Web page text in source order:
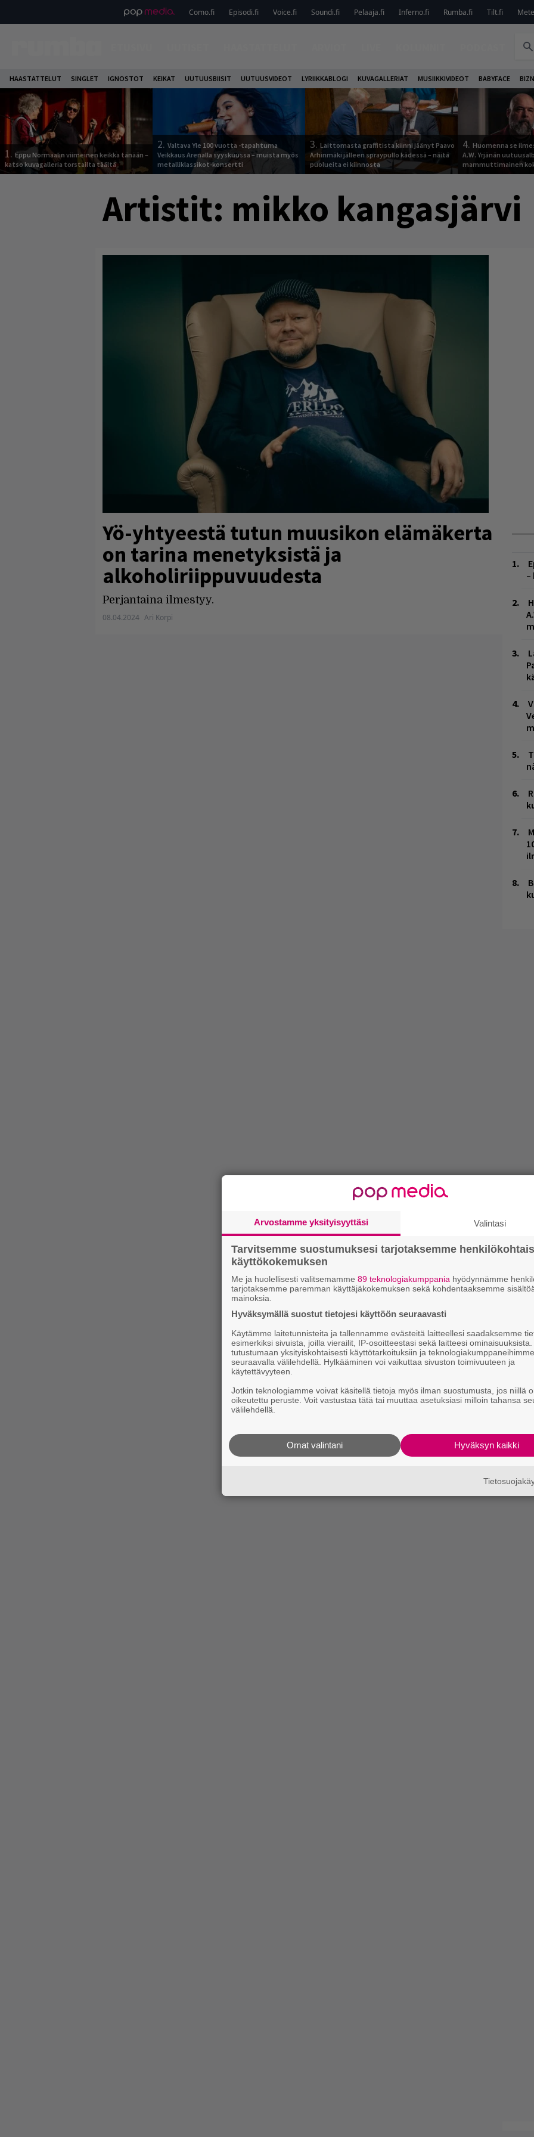
Como.fi Episodi.fi Voice.fi Soundi.fi Pelaaja.fi Inferno.fi Rumba.fi Tilt.fi
HAASTATTELUT SINGLET IGNOSTOT KEIKAT UUTUUSBIISIT UUTUUSVIDEOT LYRIIKKABLOGI KUVAGALLERIAT MUSIIKKIVIDEOT BABYFACE
1. Eppu Normaalin viimeinen keikka tänään –
katso kuvagalleria torstailta täältä
2. Valtava Yle 100 vuotta -tapahtuma
Veikkaus Arenalla syyskuussa – muista myös
metalliklassikot-konsertti
3. Laittomasta graffitista kiinni jäänyt Paavo
Arhinmäki jälleen spraypullo kädessä – näitä
puolueita ei kiinnosta
4. Huomenna se
A.W. Yrjänän
mammuttimainen
Artistit: mikko kangasjärvi
Yö-yhtyeestä tutun muusikon elämäkerta
on tarina menetyksistä ja
alkoholiriippuvuudesta
Perjantaina ilmestyy.
08.04.2024 Ari Korpi
Arvostamme yksityisyyttäsi Valintasi
Tarvitsemme suostumuksesi tarjotaksemme
käyttökokemuksen
Me ja huolellisesti valitsemamme 89 teknologiakumppania hyödynnämme
tarjotaksemme paremman käyttäjäkokemuksen sekä kohdentaaksemme
mainoksia.
Hyväksymällä suostut tietojesi käyttöön seuraavasti
Käytämme laitetunnisteita ja tallennamme evästeitä laitteellesi saadaksemme
esimerkiksi sivuista, joilla vierailit, IP-osoitteestasi sekä laitteesi
tutustumaan yksityiskohtaisesti käyttötarkoituksiin ja teknologiakumppaneihimme
seuraavalla välilehdellä. Hylkääminen voi vaikuttaa sivuston toimivuuteen ja
käytettävyyteen.
Jotkin teknologiamme voivat käsitellä tietoja myös ilman suostumusta, jos niillä
oikeutettu peruste. Voit vastustaa tätä tai muuttaa asetuksiasi milloin tahansa
välilehdellä.
Hyväksyn kaikki
Omat valintani